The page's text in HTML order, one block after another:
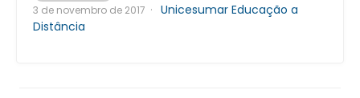
3 de novembro de 2017 · Unicesumar Educação a
Distância